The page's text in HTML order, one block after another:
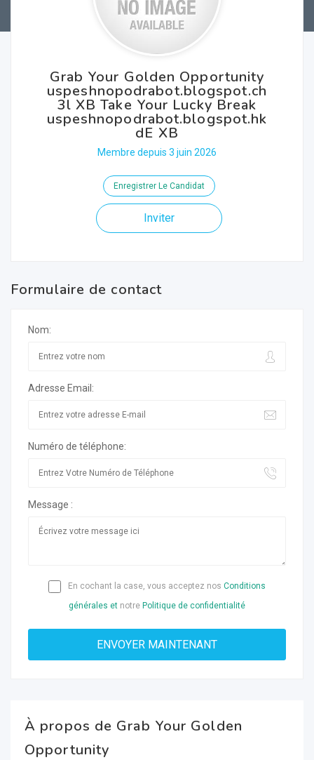
Grab Your Golden Opportunity
uspeshnopodrabot.blogspot.ch
3l XB Take Your Lucky Break
uspeshnopodrabot.blogspot.hk
dE XB
Membre depuis 3 juin 2026
Enregistrer Le Candidat
Inviter
Formulaire de contact
Nom:
Adresse Email:
Numéro de téléphone:
Message :
En cochant la case, vous acceptez nos Conditions
générales et notre Politique de confidentialité
À propos de Grab Your Golden
Opportunity